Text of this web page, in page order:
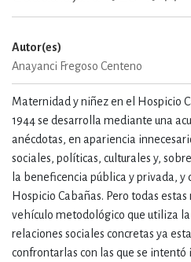
Autor(es)
Anayanci Fregoso Centeno
Maternidad y niñez en el Hospicio
1944 se desarrolla mediante una
anécdotas, en apariencia
sociales, políticas, culturales y,
la beneficencia pública y privada, y
Hospicio Cabañas. Pero todas
vehículo metodológico que utiliza
relaciones sociales concretas ya
confrontarlas con las que se intentó